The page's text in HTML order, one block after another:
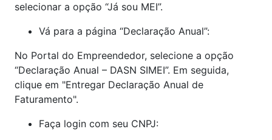
selecionar a opção “Já sou MEI”.
Vá para a página “Declaração Anual”:
No Portal do Empreendedor, selecione a opção
“Declaração Anual – DASN SIMEI”. Em seguida,
clique em "Entregar Declaração Anual de
Faturamento".
Faça login com seu CNPJ: